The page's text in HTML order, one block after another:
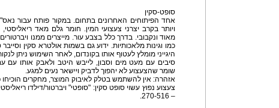
סופט-סקין
אחד הפיתוחים האחרונים בתחום. במקור פותח עבור נאס"א
ויותר בקרב יצרני צעצועי המין. חומר גלם מאד
מאוד ונקבובי. בדרך כלל בצבע עור. מייצרים ממנו
כמו וגינות מלאכותיות. ידוע גם בשמות אולטרא סקין
היגייני מומלץ לעטוף אותו בקונדום, לאחר השימוש ניתן
סיבים עם מעט מים וסבון, לייבש היטב ולאבק אותו עם
שומר שהצעצוע לא יהפוך לדביק ויישאר נעים למגע.
אזהרה: אין להשתמש בטלק לאיבוק המוצר, מחקרים הוכיחו
צעצוע נפוץ עשוי סופט סקין: "סופטי" ויברטור/דילדו
– 270-516.